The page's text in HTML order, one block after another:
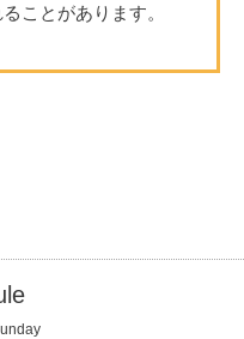
ことがあります。